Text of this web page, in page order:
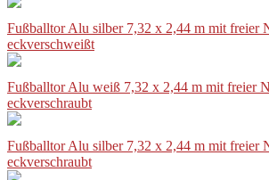
Fußballtor Alu silber 7,32 x 2,44 m mit freier
eckverschweißt
Fußballtor Alu weiß 7,32 x 2,44 m mit freier
eckverschraubt
Fußballtor Alu silber 7,32 x 2,44 m mit freier
eckverschraubt